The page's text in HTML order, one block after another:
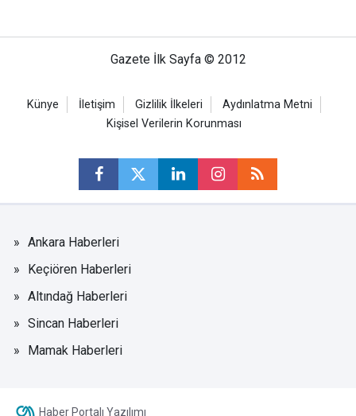
Gazete İlk Sayfa © 2012
Künye İletişim Gizlilik İlkeleri
Aydınlatma Metni
Kişisel Verilerin Korunması
Ankara Haberleri
Keçiören Haberleri
Altındağ Haberleri
Sincan Haberleri
Mamak Haberleri
Haber Portalı Yazılımı